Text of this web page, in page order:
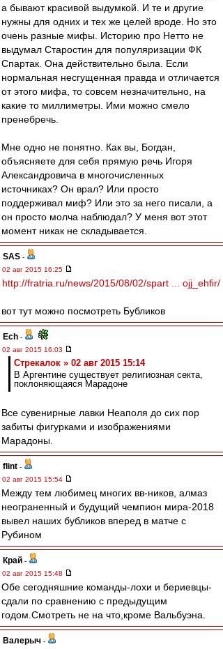
а бывают красивой выдумкой. И те и другие
нужны для одних и тех же целей вроде. Но это
очень разные мифы. Историю про Нетто не
выдумал Старостин для популяризации ФК
Спартак. Она действительно была. Если
нормальная несгущенная правда и отличается
от этого мифа, то совсем незначительно, на
какие то миллиметры. Ими можно смело
пренебречь.
Мне одно не понятно. Как вы, Богдан,
объясняете для себя прямую речь Игоря
Александровича в многочисленных
источниках? Он врал? Или просто
поддерживал миф? Или это за него писали, а
он просто молча наблюдал? У меня вот этот
момент никак не складывается.
SAS -
02 авг 2015 16:25
http://fratria.ru/news/2015/08/02/spart ... ojj_ehfir/
вот тут можно посмотреть Бубликов
Ech -
02 авг 2015 16:03
Стрекалок » 02 авг 2015 15:14
В Аргентине существует религиозная секта,
поклоняющаяся Марадоне
Все сувенирные лавки Неаполя до сих пор
забиты фигурками и изображениями
Марадоны.
flint -
02 авг 2015 15:54
Между тем любимец многих вв-ников, алмаз
неограненный и будущий чемпион мира-2018
вывел наших бубликов вперед в матче с
Рубином
Край -
02 авг 2015 15:48
Обе сегодняшние команды-лохи и бериевцы-
сдали по сравнению с предыдущим
годом.Смотреть не на что,кроме Вальбуэна.
Валерыч -